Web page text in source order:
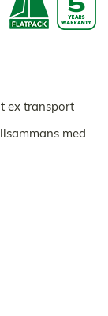
ex transport
med